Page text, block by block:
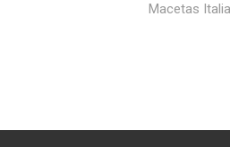
Macetas Italianas